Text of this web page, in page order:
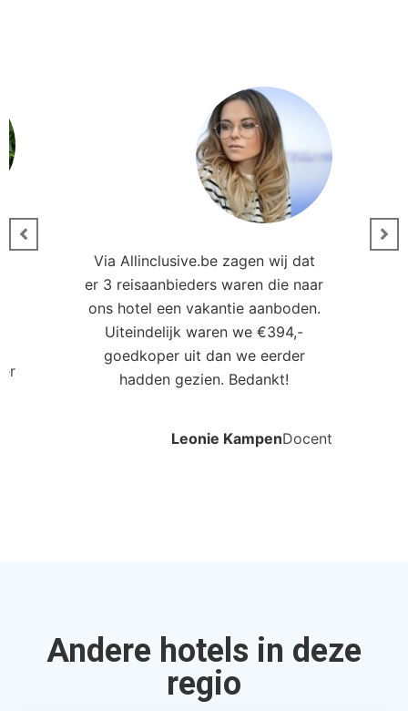
Via Allinclusive.be zagen wij dat
er 3 reisaanbieders waren die naar
ons hotel een vakantie aanboden.
Uiteindelijk waren we €394,-
goedkoper uit dan we eerder
hadden gezien. Bedankt!
Leonie KampenDocent
Andere hotels in deze
regio